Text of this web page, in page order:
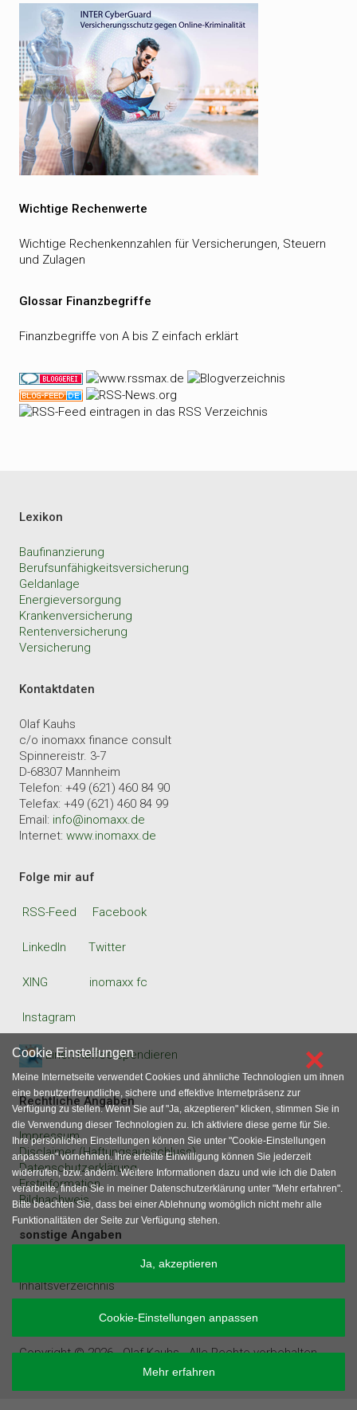
Wichtige Rechenwerte
Wichtige Rechenkennzahlen für Versicherungen, Steuern
und Zulagen
Glossar Finanzbegriffe
Finanzbegriffe von A bis Z einfach erklärt
Lexikon
Baufinanzierung
Berufsunfähigkeitsversicherung
Geldanlage
Energieversorgung
Krankenversicherung
Rentenversicherung
Versicherung
Kontaktdaten
Olaf Kauhs
c/o inomaxx finance consult
Spinnereistr. 3-7
D-68307 Mannheim
Telefon: +49 (621) 460 84 90
Telefax: +49 (621) 460 84 99
Email: info@inomaxx.de
Internet: www.inomaxx.de
Folge mir auf
RSS-Feed Facebook
LinkedIn Twitter
XING inomaxx fc
Instagram
Einen Kaffee spendieren
Rechtliche Angaben
Impressum
Disclaimer (Haftungsausschluss)
Datenschutzerklärung
Erstinformation
Bildnachweis
sonstige Angaben
Gastartikel und Werbeanfragen
Inhaltsverzeichnis
Copyright © 2026 - Olaf Kauhs - Alle Rechte vorbehalten.
×
Cookie Einstellungen
Meine Internetseite verwendet Cookies und ähnliche Technologien um ihnen
eine benutzerfreundliche, sichere und effektive Internetpräsenz zur
Verfügung zu stellen. Wenn Sie auf "Ja, akzeptieren" klicken, stimmen Sie in
die Verwendung dieser Technologien zu. Ich aktiviere diese gerne für Sie.
Ihre persönlichen Einstellungen können Sie unter "Cookie-Einstellungen
anpassen" vornehmen. Ihre erteilte Einwilligung können Sie jederzeit
widerrufen, bzw. ändern. Weitere Informationen dazu und wie ich die Daten
verarbeite, finden Sie in meiner Datenschutzerklärung unter "Mehr erfahren".
Bitte beachten Sie, dass bei einer Ablehnung womöglich nicht mehr alle
Funktionalitäten der Seite zur Verfügung stehen.
Ja, akzeptieren
Cookie-Einstellungen anpassen
Mehr erfahren